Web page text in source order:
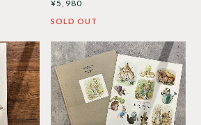
¥5,980
SOLD OUT